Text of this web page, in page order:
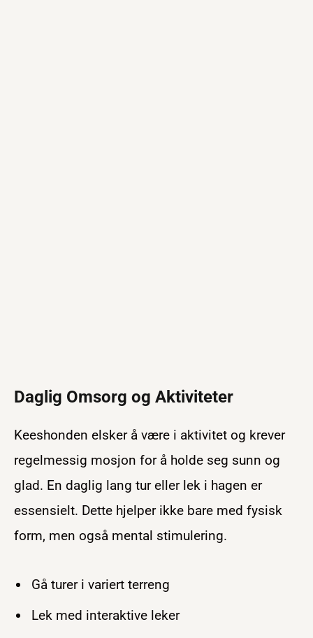
Daglig Omsorg og Aktiviteter
Keeshonden elsker å være i aktivitet og krever
regelmessig mosjon for å holde seg sunn og
glad. En daglig lang tur eller lek i hagen er
essensielt. Dette hjelper ikke bare med fysisk
form, men også mental stimulering.
Gå turer i variert terreng
Lek med interaktive leker